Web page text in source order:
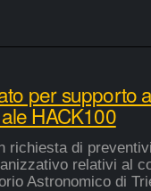
per supporto
HACK100
di
relativi al
Astronomico di